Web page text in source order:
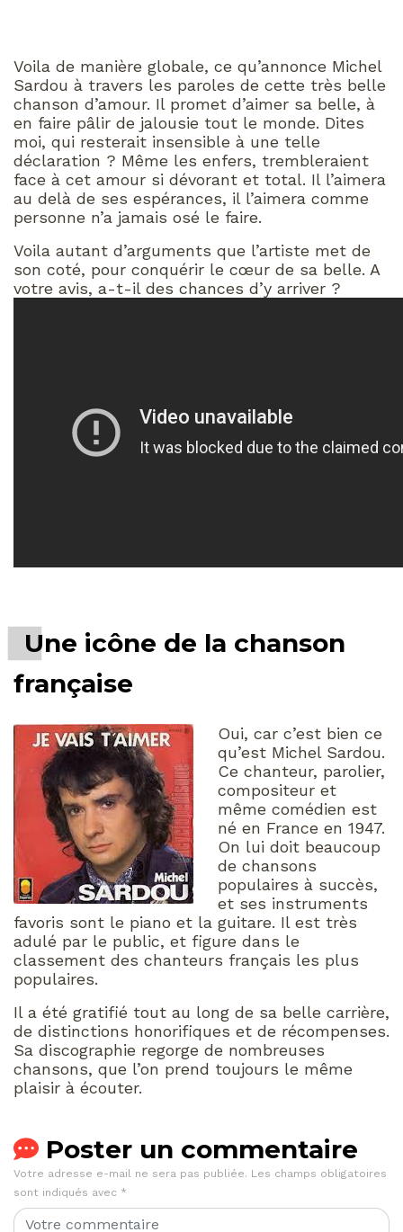
Voila de manière globale, ce qu’annonce Michel
Sardou à travers les paroles de cette très belle
chanson d’amour. Il promet d’aimer sa belle, à
en faire pâlir de jalousie tout le monde. Dites
moi, qui resterait insensible à une telle
déclaration ? Même les enfers, trembleraient
face à cet amour si dévorant et total. Il l’aimera
au delà de ses espérances, il l’aimera comme
personne n’a jamais osé le faire.
Voila autant d’arguments que l’artiste met de
son coté, pour conquérir le cœur de sa belle. A
votre avis, a-t-il des chances d’y arriver ?
Une icône de la chanson
française
Oui, car c’est bien ce
qu’est Michel Sardou.
Ce chanteur, parolier,
compositeur et
même comédien est
né en France en 1947.
On lui doit beaucoup
de chansons
populaires à succès,
et ses instruments
favoris sont le piano et la guitare. Il est très
adulé par le public, et figure dans le
classement des chanteurs français les plus
populaires.
Il a été gratifié tout au long de sa belle carrière,
de distinctions honorifiques et de récompenses.
Sa discographie regorge de nombreuses
chansons, que l’on prend toujours le même
plaisir à écouter.
Poster un commentaire
Votre adresse e-mail ne sera pas publiée. Les champs obligatoires
sont indiqués avec *